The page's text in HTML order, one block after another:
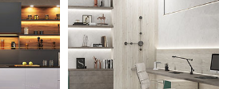
ατμό
επεξεργασία άκρων, προσφέρονται
σας στις διαμήκεις και